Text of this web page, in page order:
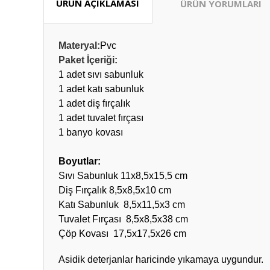
ÜRÜN AÇIKLAMASI ÜRÜN YORUMLARI
Materyal :Pvc
Paket İçeriği:
1 adet sıvı sabunluk
1 adet katı sabunluk
1 adet diş fırçalık
1 adet tuvalet fırçası
1 banyo kovası
Boyutlar:
Sıvı Sabunluk 11x8,5x15,5 cm
Diş Fırçalık 8,5x8,5x10 cm
Katı Sabunluk 8,5x11,5x3 cm
Tuvalet Fırçası 8,5x8,5x38 cm
Çöp Kovası 17,5x17,5x26 cm
Asidik deterjanlar haricinde yıkamaya uygundur.